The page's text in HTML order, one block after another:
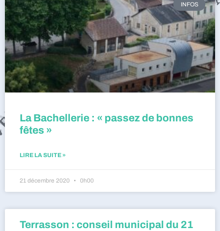
INFOS
La Bachellerie : « passez de bonnes
fêtes »
LIRE LA SUITE »
21 décembre 2020 0h00
Terrasson : conseil municipal du 21